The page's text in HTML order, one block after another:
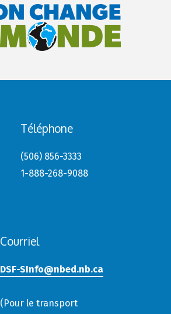
Téléphone
(506) 856-3333
1-888-268-9088
Courriel
DSF-SInfo@nbed.nb.ca
(Pour le transport